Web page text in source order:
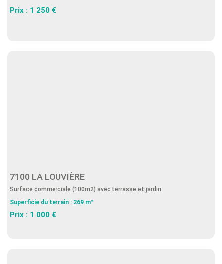
Prix : 1 250 €
7100 LA LOUVIÈRE
Surface commerciale (100m2) avec terrasse et jardin
Superficie du terrain : 269 m²
Prix : 1 000 €